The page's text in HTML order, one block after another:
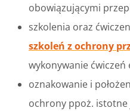
obowiązującymi
szkolenia oraz
szkoleń z ochrony
wykonywanie ćwiczeń
oznakowanie i
ochrony ppoż. istotne